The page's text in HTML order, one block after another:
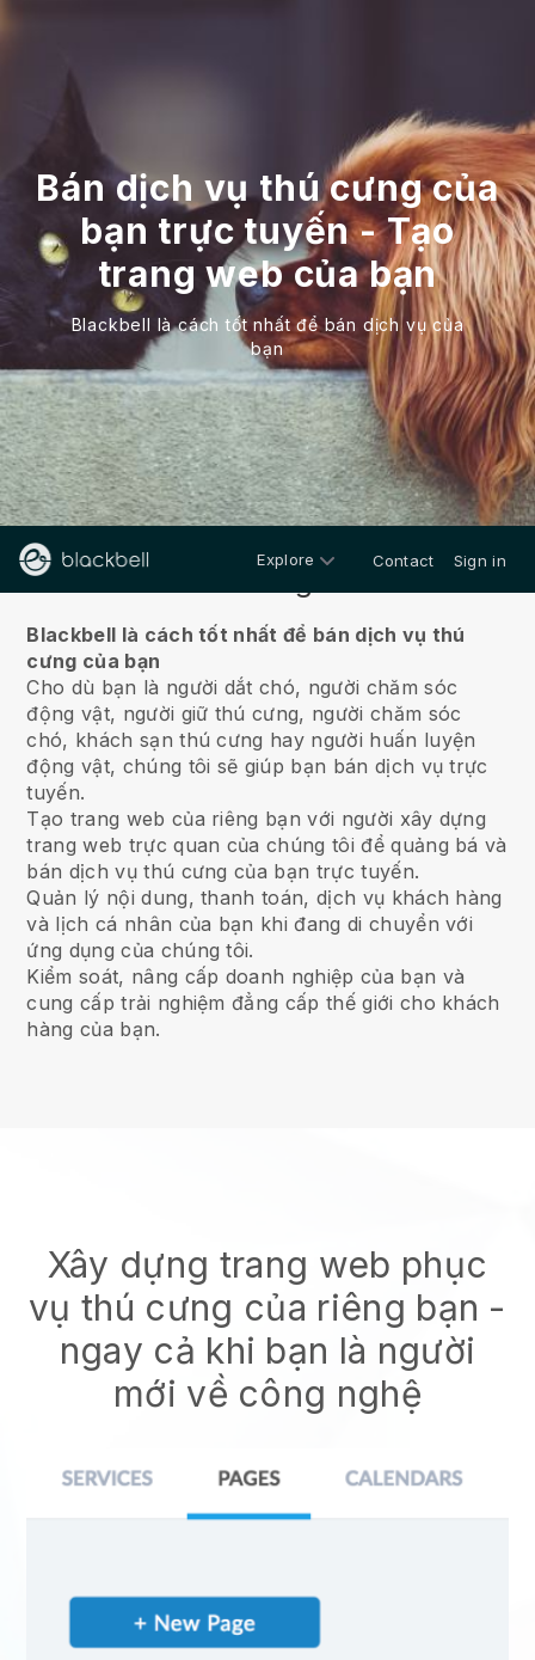
Bán dịch vụ thú cưng của
bạn trực tuyến - Tạo
trang web của bạn
Blackbell là cách tốt nhất để bán dịch vụ của
bạn
Explore Contact Sign in
Blackbell là cách tốt nhất để bán dịch vụ thú
cưng của bạn
Cho dù bạn là người dắt chó, người chăm sóc
động vật, người giữ thú cưng, người chăm sóc
chó, khách sạn thú cưng hay người huấn luyện
động vật, chúng tôi sẽ giúp bạn bán dịch vụ trực
tuyến.
Tạo trang web của riêng bạn với người xây dựng
trang web trực quan của chúng tôi để quảng bá và
bán dịch vụ thú cưng của bạn trực tuyến.
Quản lý nội dung, thanh toán, dịch vụ khách hàng
và lịch cá nhân của bạn khi đang di chuyển với
ứng dụng của chúng tôi.
Kiểm soát, nâng cấp doanh nghiệp của bạn và
cung cấp trải nghiệm đẳng cấp thế giới cho khách
hàng của bạn.
Xây dựng trang web phục
vụ thú cưng của riêng bạn -
ngay cả khi bạn là người
mới về công nghệ